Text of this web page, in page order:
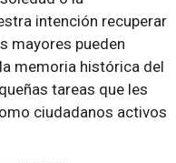
intención recuperar
mayores pueden
memoria histórica del
tareas que les
ciudadanos activos